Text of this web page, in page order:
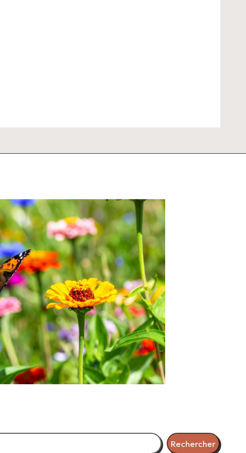
Rechercher